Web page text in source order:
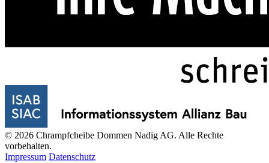
© 2026 Chrampfcheibe Dommen Nadig AG. Alle Rechte
vorbehalten.
Impressum Datenschutz